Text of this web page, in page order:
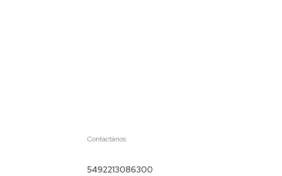
Contactános
5492213086300